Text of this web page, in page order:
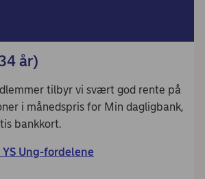
år)
tilbyr vi svært god rente på
i månedspris for Min dagligbank,
bankkort.
YS Ung-fordelene